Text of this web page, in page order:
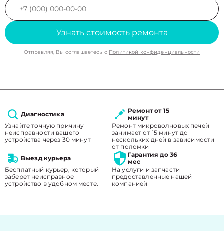
Узнать стоимость ремонта
Отправляя, Вы соглашаетесь с Политикой конфиденциальности
Диагностика
Узнайте точную причину
неисправности вашего
устройства через 30 минут
Ремонт от 15
минут
Ремонт микроволновых печей
занимает от 15 минут до
нескольких дней в зависимости
от поломки
Выезд курьера
Бесплатный курьер, который
заберет неисправное
устройство в удобном месте.
Гарантия до 36
мес
На услуги и запчасти
предоставленные нашей
компанией